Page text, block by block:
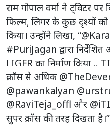
राम गोपाल वर्मा ने ट्विटर
फिल्म, लिगर के कुछ दृश्यों
किया। उन्होंने लिखा,
#PuriJagan द्वारा
LIGER का निर्माण किया
क्रॉस से अधिक
@pawankalyan
@RaviTeja_offl और
सुपर क्रॉस की तरह दिखता है।”